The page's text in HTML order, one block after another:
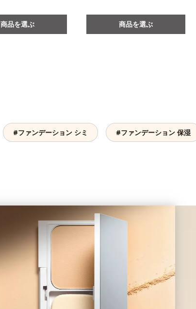
商品を選ぶ 商品を選ぶ
#ファンデーション シミ #ファンデーション 保湿